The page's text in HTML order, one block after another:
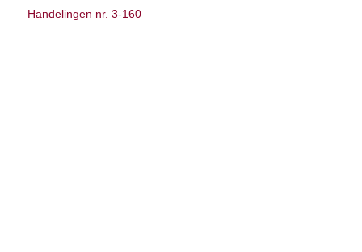
Handelingen nr. 3-160